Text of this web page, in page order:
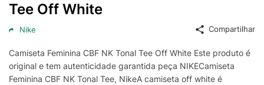
Tee Off White
Nike Compartilhar
Camiseta Feminina CBF NK Tonal Tee Off White Este produto é
original e tem autenticidade garantida peça NIKECamiseta
Feminina CBF NK Tonal Tee, NikeA camiseta off white é